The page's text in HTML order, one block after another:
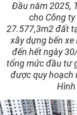
Đầu năm 2025,
cho Công
27.577,3m2 đất
xây dựng bến
đến hết ngày
tổng mức đầu tư
được quy hoạch